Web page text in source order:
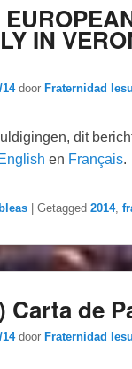
IN
14 doorFraternidad
dit
English en Français.
|Getagged 2014,
Carta de
14 doorFraternidad